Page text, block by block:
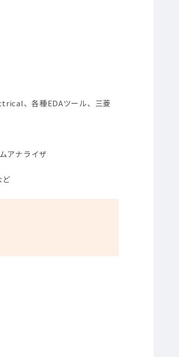
、各種EDAツール、三菱
アナライザ
ど